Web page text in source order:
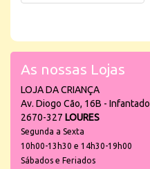
As nossas Lojas
LOJA DA CRIANÇA
Av. Diogo Cão, 16B - Infantado
2670-327 LOURES
Segunda a Sexta
10h00-13h30 e 14h30-19h00
Sábados e Feriados